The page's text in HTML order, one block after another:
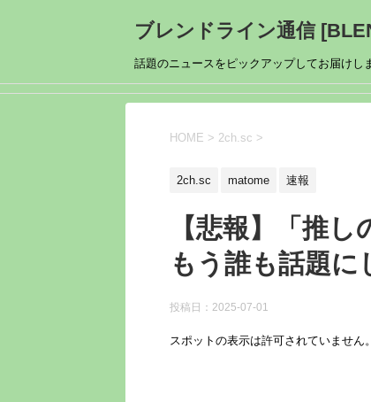
ブレンドライン通信
話題のニュースをピックアップしてお届けし
HOME > 2ch.sc >
2ch.sc matome 速報
【悲報】「推
もう誰も話題に
投稿日： 2025-07-01